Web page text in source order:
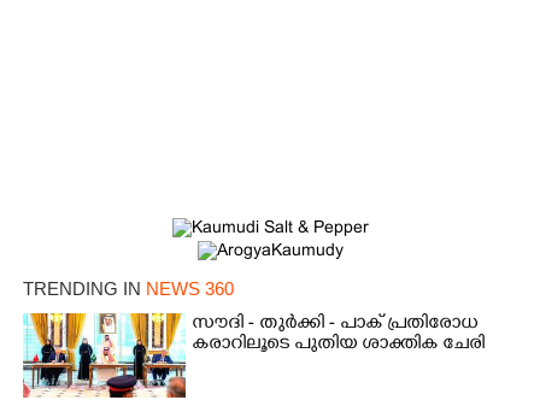
TRENDING IN NEWS 360
സൗദി - തുർക്കി - പാക് പ്രതിരോധ
കരാറിലൂടെ പുതിയ ശാക്തിക ചേരി